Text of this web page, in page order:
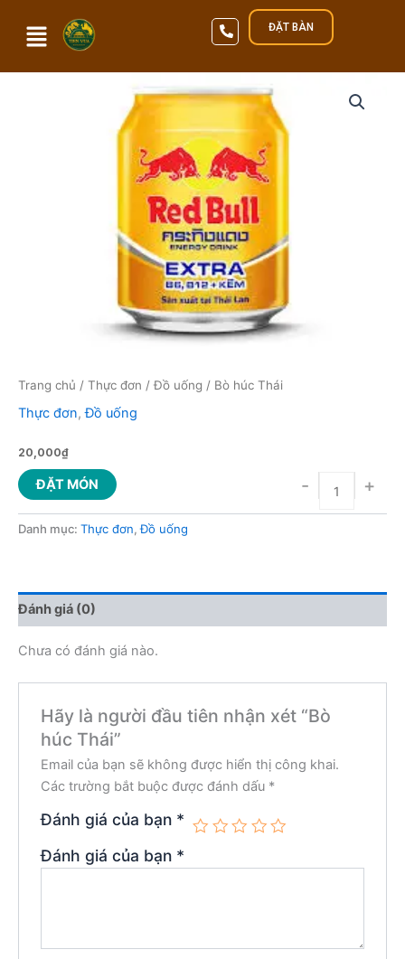
dung
ĐẶT BÀN
Trang chủ / Thực đơn / Đồ uống / Bò húc Thái
Thực đơn,Đồ uống
20,000₫
- +
ĐẶT MÓN
Danh mục: Thực đơn,Đồ uống
Đánh giá (0)
Chưa có đánh giá nào.
Hãy là người đầu tiên nhận xét “Bò
húc Thái”
Email của bạn sẽ không được hiển thị công khai.
Các trường bắt buộc được đánh dấu *
Đánh giá của bạn *
Đánh giá của bạn *